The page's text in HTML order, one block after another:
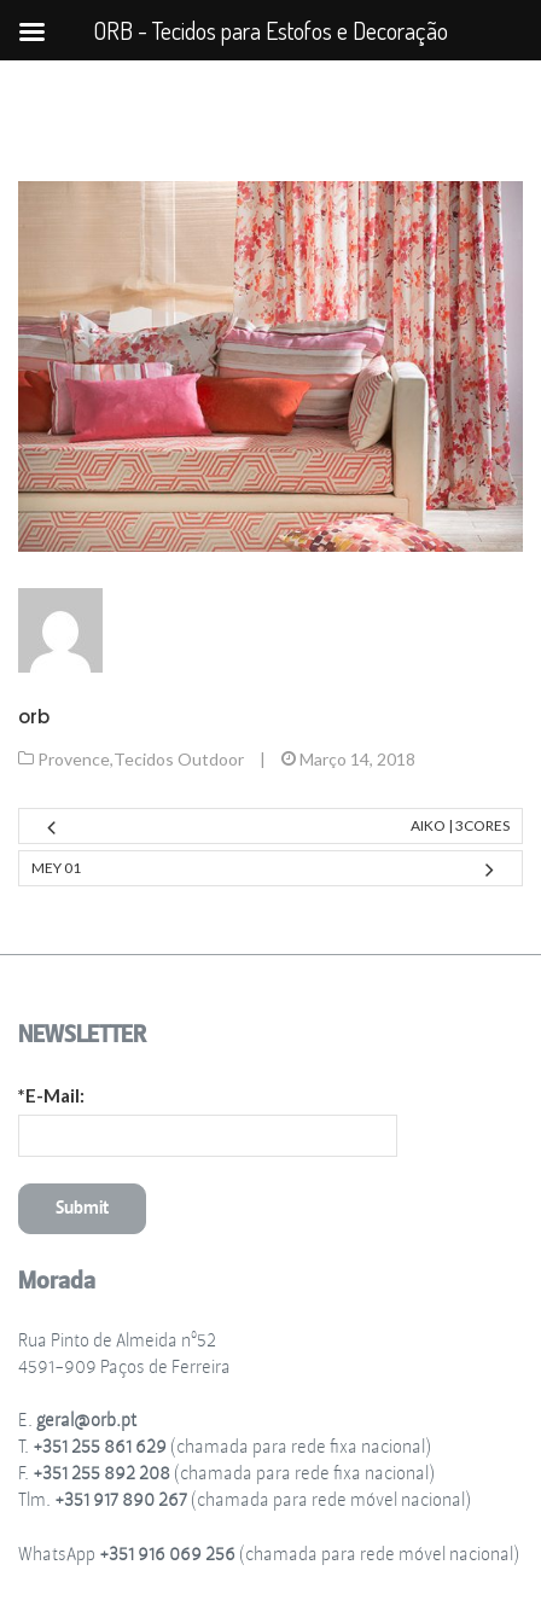
orb
Provence,Tecidos Outdoor | Março 14, 2018
AIKO | 3CORES
MEY 01
NEWSLETTER
*E-Mail:
Morada
Rua Pinto de Almeida nº52
4591-909 Paços de Ferreira
E. geral@orb.pt
T. +351 255 861 629 (chamada para rede fixa nacional)
F. +351 255 892 208(chamada para rede fixa nacional)
Tlm. +351 917 890 267(chamada para rede móvel nacional)
WhatsApp +351 916 069 256 (chamada para rede móvel nacional)
ORB - Tecidos para Estofos e Decoração